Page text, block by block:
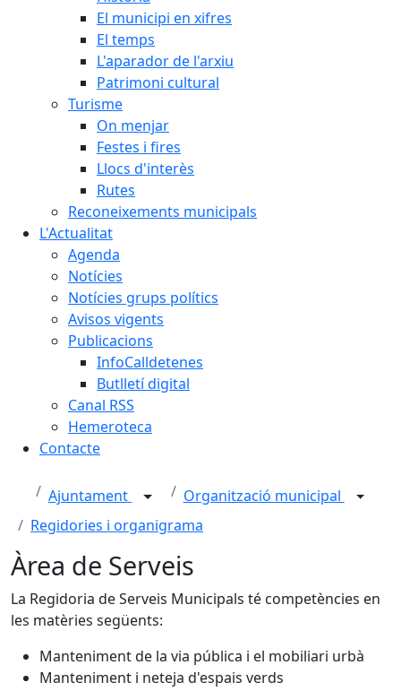
El municipi en xifres
El temps
L'aparador de l'arxiu
Patrimoni cultural
Turisme
On menjar
Festes i fires
Llocs d'interès
Rutes
Reconeixements municipals
L'Actualitat
Agenda
Notícies
Notícies grups polítics
Avisos vigents
Publicacions
InfoCalldetenes
Butlletí digital
Canal RSS
Hemeroteca
Contacte
Ajuntament
Organització municipal
Regidories i organigrama
Àrea de Serveis
La Regidoria de Serveis Municipals té competències en
les matèries següents:
Manteniment de la via pública i el mobiliari urbà
Manteniment i neteja d'espais verds